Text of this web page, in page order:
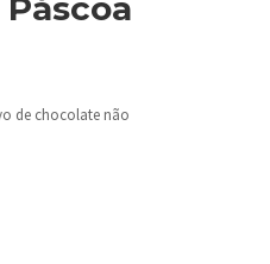
de chocolate não